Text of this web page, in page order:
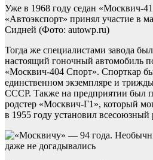
Уже в 1968 году седан «Москвич-
«Автоэкспорт» принял участие в
Сидней (Фото: autowp.ru)
Тогда же специалистами завода
настоящий гоночный автомобиль
«Москвич-404 Спорт». Спорткар
единственном экземпляре и
СССР. Также на предприятии был
родстер «Москвич-Г1», который
в 1955 году установил всесоюзный